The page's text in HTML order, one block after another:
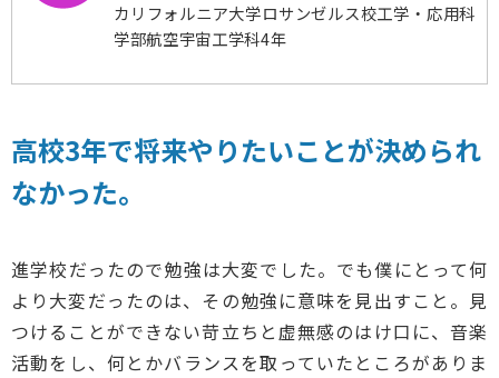
カリフォルニア大学ロサンゼルス校工学・応用科
学部航空宇宙工学科4年
高校3年で将来やりたいことが決められ
なかった。
進学校だったので勉強は大変でした。でも僕にとって何
より大変だったのは、その勉強に意味を見出すこと。見
つけることができない苛立ちと虚無感のはけ口に、音楽
活動をし、何とかバランスを取っていたところがありま